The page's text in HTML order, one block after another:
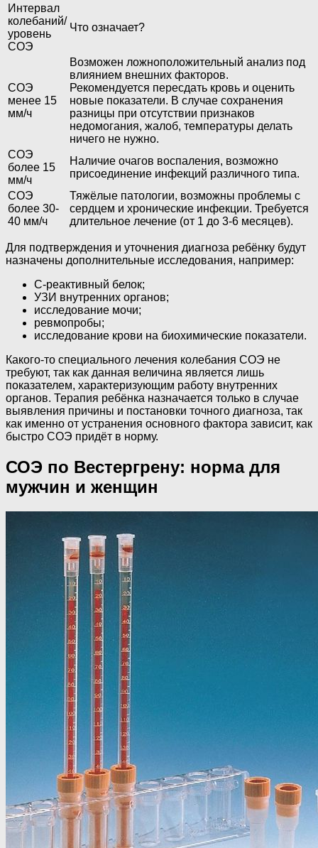
Интервал
колебаний/
уровень
СОЭ
Что означает?
СОЭ
менее 15
мм/ч
Возможен ложноположительный анализ под
влиянием внешних факторов.
Рекомендуется пересдать кровь и оценить
новые показатели. В случае сохранения
разницы при отсутствии признаков
недомогания, жалоб, температуры делать
ничего не нужно.
СОЭ
более 15
мм/ч
Наличие очагов воспаления, возможно
присоединение инфекций различного типа.
СОЭ
более 30-
40 мм/ч
Тяжёлые патологии, возможны проблемы с
сердцем и хронические инфекции. Требуется
длительное лечение (от 1 до 3-6 месяцев).
Для подтверждения и уточнения диагноза ребёнку будут
назначены дополнительные исследования, например:
С-реактивный белок;
УЗИ внутренних органов;
исследование мочи;
ревмопробы;
исследование крови на биохимические показатели.
Какого-то специального лечения колебания СОЭ не
требуют, так как данная величина является лишь
показателем, характеризующим работу внутренних
органов. Терапия ребёнка назначается только в случае
выявления причины и постановки точного диагноза, так
как именно от устранения основного фактора зависит, как
быстро СОЭ придёт в норму.
СОЭ по Вестергрену: норма для
мужчин и женщин